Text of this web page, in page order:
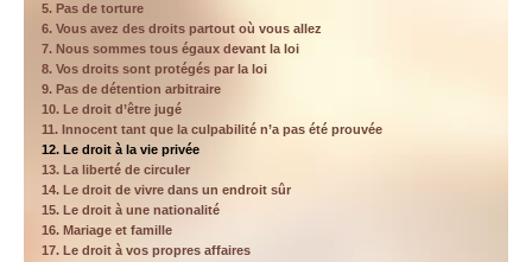
5. Pas de torture
6. Vous avez des droits partout où vous allez
7. Nous sommes tous égaux devant la loi
8. Vos droits sont protégés par la loi
9. Pas de détention arbitraire
10. Le droit d’être jugé
11. Innocent tant que la culpabilité n’a pas été prouvée
12. Le droit à la vie privée
13. La liberté de circuler
14. Le droit de vivre dans un endroit sûr
15. Le droit à une nationalité
16. Mariage et famille
17. Le droit à vos propres affaires